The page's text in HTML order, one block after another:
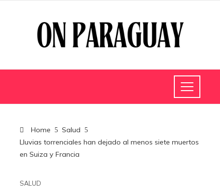
Home
Salud
Lluvias torrenciales han dejado al menos siete muertos
en Suiza y Francia
SALUD